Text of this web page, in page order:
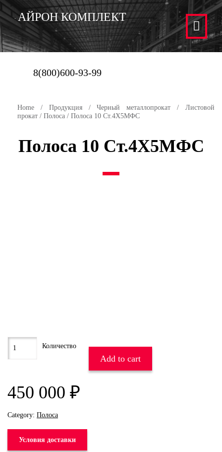
АЙРОН КОМПЛЕКТ
8(800)600-93-99
Home / Продукция/Черный металлопрокат /Листовой
прокат / Полоса / Полоса 10 Ст.4Х5МФС
Полоса 10 Ст.4Х5МФС
450 000 ₽
Add to cart
Category: Полоса
Условия доставки